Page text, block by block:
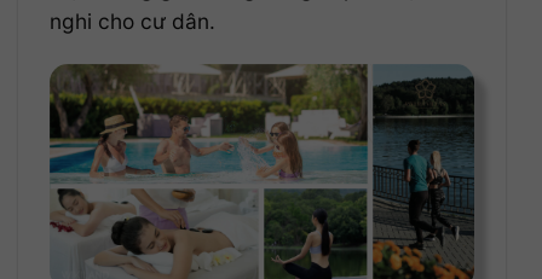
nghi cho cư dân.